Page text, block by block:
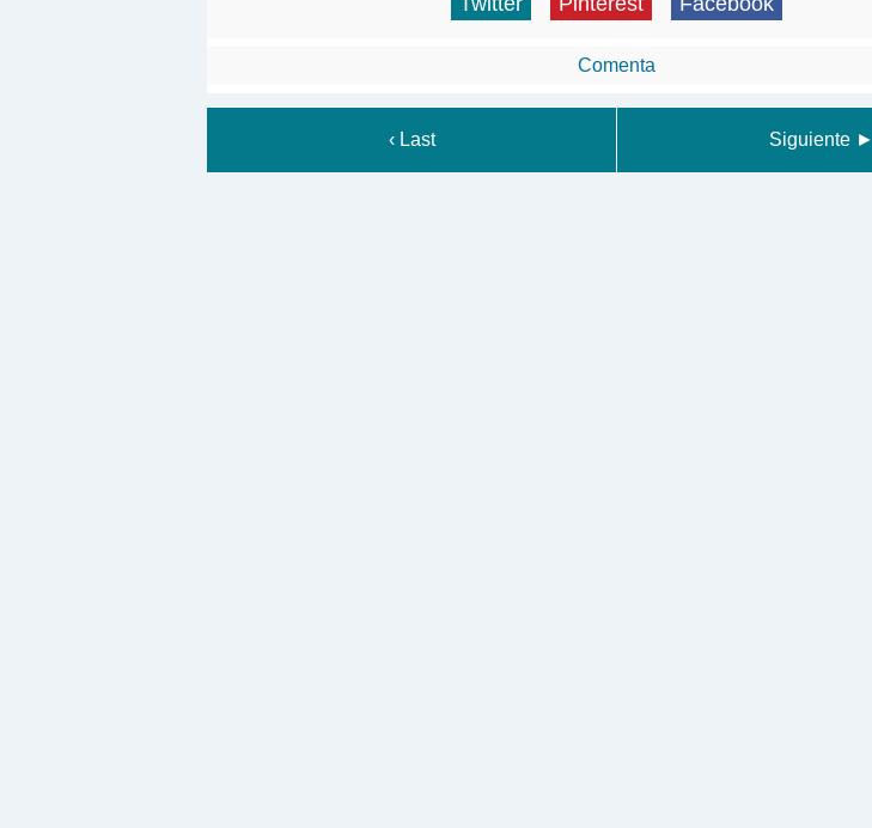
Comenta
‹ Last Siguiente ►